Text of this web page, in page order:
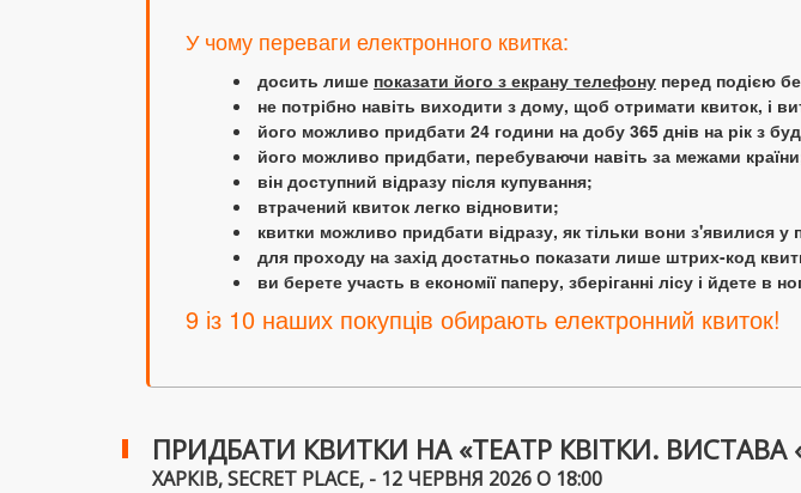
У чому переваги електронного квитка:
досить лише показати його з екрану телефону перед подією
не потрібно навіть виходити з дому, щоб отримати квиток, і
його можливо придбати 24 години на добу 365 днів на рік з
його можливо придбати, перебуваючи навіть за межами
він доступний відразу після купування;
втрачений квиток легко відновити;
квитки можливо придбати відразу, як тільки вони з'явилися
для проходу на захід достатньо показати лише штрих-код
ви берете участь в економії паперу, зберіганні лісу і йдете в
9 із 10 наших покупців обирають електронний квиток!
ПРИДБАТИ КВИТКИ НА «ТЕАТР КВІТКИ. ВИСТАВА
ХАРКІВ, SECRET PLACE, - 12 ЧЕРВНЯ 2026 О 18:00